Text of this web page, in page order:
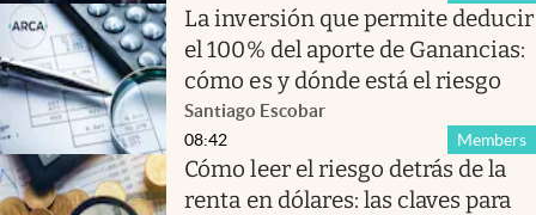
La inversión que permite deducir
el 100% del aporte de Ganancias:
cómo es y dónde está el riesgo
Santiago Escobar
Members
08:42
Cómo leer el riesgo detrás de la
renta en dólares: las claves para